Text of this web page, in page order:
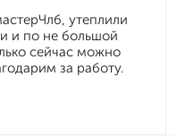
утеплили
и по не большой
сейчас можно
за работу.